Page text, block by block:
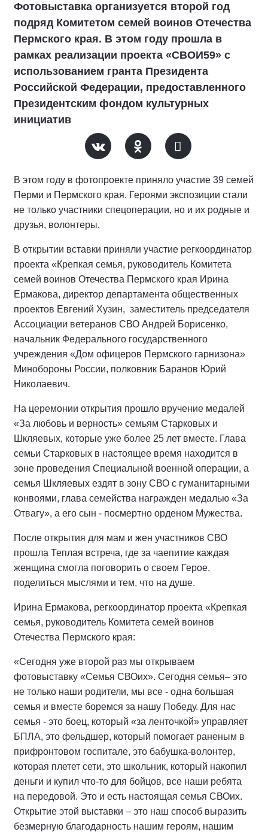
Фотовыставка организуется второй год
подряд Комитетом семей воинов Отечества
Пермского края. В этом году прошла в
рамках реализации проекта «СВОИ59» с
использованием гранта Президента
Российской Федерации, предоставленного
Президентским фондом культурных
инициатив
В этом году в фотопроекте приняло участие 39 семей
Перми и Пермского края. Героями экспозиции стали
не только участники спецоперации, но и их родные и
друзья, волонтеры.
В открытии вставки приняли участие регкоординатор
проекта «Крепкая семья, руководитель Комитета
семей воинов Отечества Пермского края Ирина
Ермакова, директор департамента общественных
проектов Евгений Хузин, заместитель председателя
Ассоциации ветеранов СВО Андрей Борисенко,
начальник Федерального государственного
учреждения «Дом офицеров Пермского гарнизона»
Минобороны России, полковник Баранов Юрий
Николаевич.
На церемонии открытия прошло вручение медалей
«За любовь и верность» семьям Старковых и
Шкляевых, которые уже более 25 лет вместе. Глава
семьи Старковых в настоящее время находится в
зоне проведения Специальной военной операции, а
семья Шкляевых ездят в зону СВО с гуманитарными
конвоями, глава семейства награжден медалью «За
Отвагу», а его сын - посмертно орденом Мужества.
После открытия для мам и жен участников СВО
прошла Теплая встреча, где за чаепитие каждая
женщина смогла поговорить о своем Герое,
поделиться мыслями и тем, что на душе.
Ирина Ермакова, регкоординатор проекта «Крепкая
семья, руководитель Комитета семей воинов
Отечества Пермского края:
«Сегодня уже второй раз мы открываем
фотовыставку «Семья СВОих». Сегодня семья– это
не только наши родители, мы все - одна большая
семья и вместе боремся за нашу Победу. Для нас
семья - это боец, который «за ленточкой» управляет
БПЛА, это фельдшер, который помогает раненым в
прифронтовом госпитале, это бабушка-волонтер,
которая плетет сети, это школьник, который накопил
деньги и купил что-то для бойцов, все наши ребята
на передовой. Это и есть настоящая семья СВОих.
Открытие этой выставки – это наш способ выразить
безмерную благодарность нашим героям, нашим